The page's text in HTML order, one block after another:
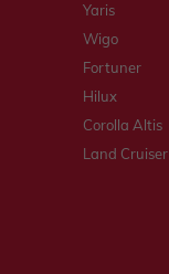
Yaris
Wigo
Fortuner
Hilux
Corolla Altis
Land Cruiser